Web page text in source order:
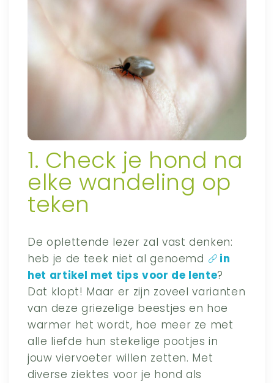
1. Check je hond na
elke wandeling op
teken
De oplettende lezer zal vast denken:
heb je de teek niet al genoemd
in
het artikel met tips voor de lente?
Dat klopt! Maar er zijn zoveel varianten
van deze griezelige beestjes en hoe
warmer het wordt, hoe meer ze met
alle liefde hun stekelige pootjes in
jouw viervoeter willen zetten. Met
diverse ziektes voor je hond als